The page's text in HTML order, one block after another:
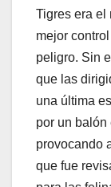
Tigres era el
mejor
peligro. Sin
que las
una última
por un
provocando
que fue